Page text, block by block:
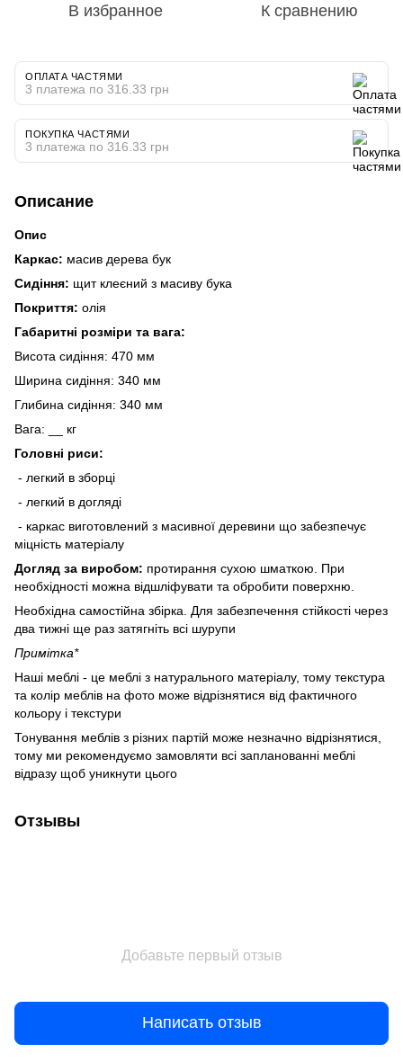
В избранное К сравнению
ОПЛАТА ЧАСТЯМИ
3 платежа по 316.33 грн
ПОКУПКА ЧАСТЯМИ
3 платежа по 316.33 грн
Описание
Опис
Каркас: масив дерева бук
Сидіння: щит клеєний з масиву бука
Покриття: олія
Габаритні розміри та вага:
Висота сидіння: 470 мм
Ширина сидіння: 340 мм
Глибина сидіння: 340 мм
Вага: __ кг
Головні риси:
- легкий в зборці
- легкий в догляді
- каркас виготовлений з масивної деревини що забезпечує
міцність матеріалу
Догляд за виробом: протирання сухою шматкою. При
необхідності можна відшліфувати та обробити поверхню.
Необхідна самостійна збірка. Для забезпечення стійкості через
два тижні ще раз затягніть всі шурупи
Примітка*
Наші меблі - це меблі з натурального матеріалу, тому текстура
та колір меблів на фото може відрізнятися від фактичного
кольору і текстури
Тонування меблів з різних партій може незначно відрізнятися,
тому ми рекомендуємо замовляти всі запланованні меблі
відразу щоб уникнути цього
Отзывы
Добавьте первый отзыв
Написать отзыв